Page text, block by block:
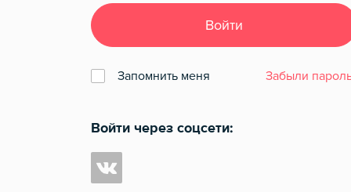
Войти
Запомнить меня Забыли
Войти через соцсети: